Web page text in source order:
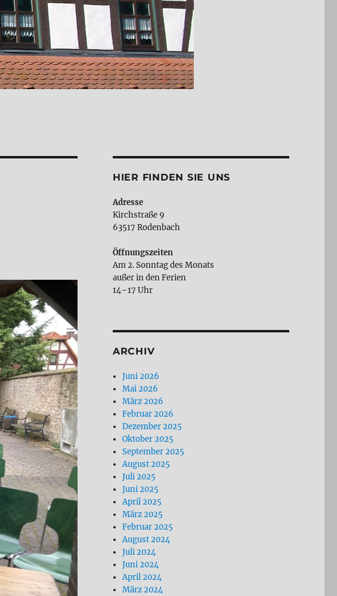
HIER FINDEN SIE UNS
Adresse
Kirchstraße 9
63517 Rodenbach
Öffnungszeiten
Am 2. Sonntag des Monats
außer in den Ferien
14–17 Uhr
ARCHIV
Juni 2026
Mai 2026
März 2026
Februar 2026
Dezember 2025
Oktober 2025
September 2025
August 2025
Juli 2025
Juni 2025
April 2025
März 2025
Februar 2025
August 2024
Juli 2024
Juni 2024
April 2024
März 2024